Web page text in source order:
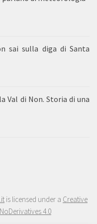
sai sulla diga di Santa
Val di Non. Storia di una
is licensed under a Creative
4.0